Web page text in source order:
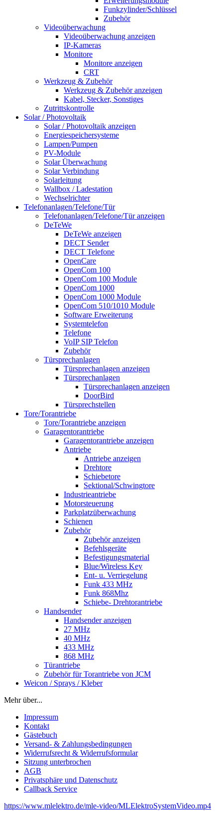
Funkzylinder/Schlüssel
Zubehör
Videoüberwachung
Videoüberwachung anzeigen
IP-Kameras
Monitore
Monitore anzeigen
CRT
Werkzeug & Zubehör
Werkzeug & Zubehör anzeigen
Kabel, Stecker, Sonstiges
Zutrittskontrolle
Solar / Photovoltaik
Solar / Photovoltaik anzeigen
Energiespeichersysteme
Lampen/Pumpen
PV-Module
Solar Überwachung
Solar Verbindung
Solarleitung
Wallbox / Ladestation
Wechselrichter
Telefonanlagen/Telefone/Tür
Telefonanlagen/Telefone/Tür anzeigen
DeTeWe
DeTeWe anzeigen
DECT Sender
DECT Telefone
OpenCare
OpenCom 100
OpenCom 100 Module
OpenCom 1000
OpenCom 1000 Module
OpenCom 510/1010 Module
Software Erweiterung
Systemtelefon
Telefone
VoIP SIP Telefon
Zubehör
Türsprechanlagen
Türsprechanlagen anzeigen
Türsprechanlagen
Türsprechanlagen anzeigen
DoorBird
Türsprechstellen
Tore/Torantriebe
Tore/Torantriebe anzeigen
Garagentorantriebe
Garagentorantriebe anzeigen
Antriebe
Antriebe anzeigen
Drehtore
Schiebetore
Sektional/Schwingtore
Industrieantriebe
Motorsteuerung
Parkplatzüberwachung
Schienen
Zubehör
Zubehör anzeigen
Befehlsgeräte
Befestigungsmaterial
Blue/Wireless Key
Ent- u. Verriegelung
Funk 433 MHz
Funk 868Mhz
Schiebe- Drehtorantriebe
Handsender
Handsender anzeigen
27 MHz
40 MHz
433 MHz
868 MHz
Türantriebe
Zubehör für Torantriebe von JCM
Weicon / Sprays / Kleber
Mehr über...
Impressum
Kontakt
Gästebuch
Versand- & Zahlungsbedingungen
Widerrufsrecht & Widerrufsformular
Sitzung unterbrochen
AGB
Privatsphäre und Datenschutz
Callback Service
https://www.mlelektro.de/mle-video/MLElektroSystemVideo.mp4